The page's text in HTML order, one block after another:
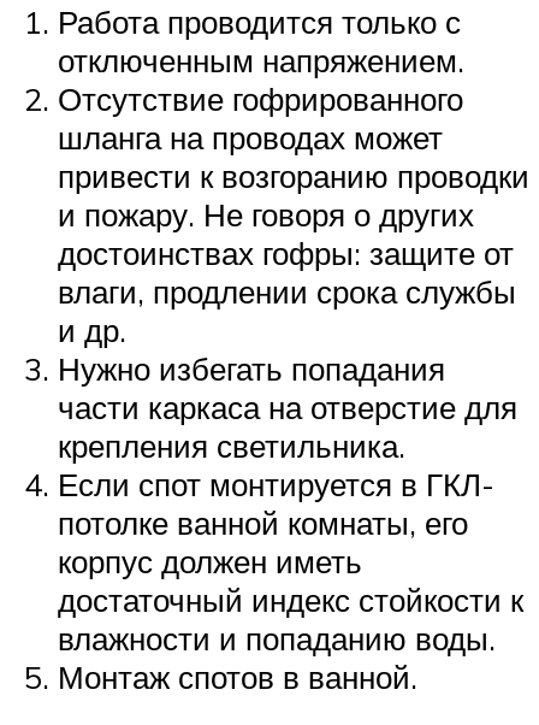
Работа проводится только с
отключенным напряжением.
Отсутствие гофрированного
шланга на проводах может
привести к возгоранию проводки
и пожару. Не говоря о других
достоинствах гофры: защите от
влаги, продлении срока службы
и др.
Нужно избегать попадания
части каркаса на отверстие для
крепления светильника.
Если спот монтируется в ГКЛ-
потолке ванной комнаты, его
корпус должен иметь
достаточный индекс стойкости к
влажности и попаданию воды.
Монтаж спотов в ванной.